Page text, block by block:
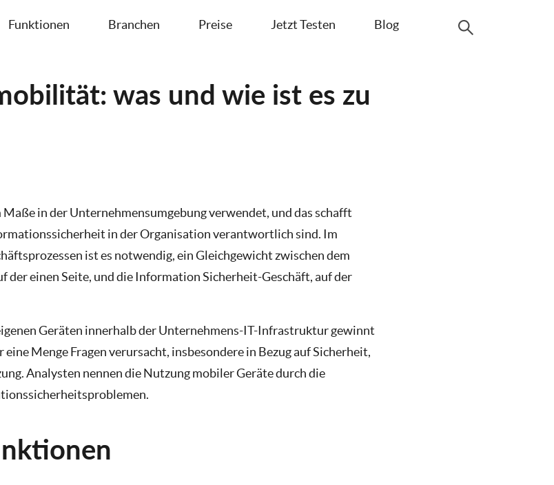
Funktionen Branchen Preise Jetzt Testen Blog
was und wie ist es zu
in der Unternehmensumgebung verwendet, und das schafft
in der Organisation verantwortlich sind. Im
ist es notwendig, ein Gleichgewicht zwischen dem
einen Seite, und die Information Sicherheit-Geschäft, auf der
Geräten innerhalb der Unternehmens-IT-Infrastruktur gewinnt
Menge Fragen verursacht, insbesondere in Bezug auf Sicherheit,
Analysten nennen die Nutzung mobiler Geräte durch die